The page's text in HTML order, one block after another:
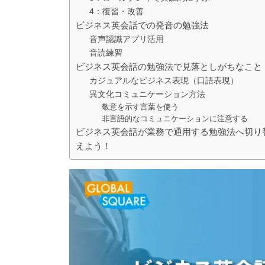
4：復習・改善
ビジネス英会話での発音の勉強法
音声認識アプリ活用
音読練習
ビジネス英会話の勉強法で見落としがちなこと
カジュアルなビジネス表現（口語表現）
異文化コミュニケーション方法
敬意を示す言葉を使う
非言語的なコミュニケーションに注意する
ビジネス英会話が業務で通用する勉強法へ切り
えよう！